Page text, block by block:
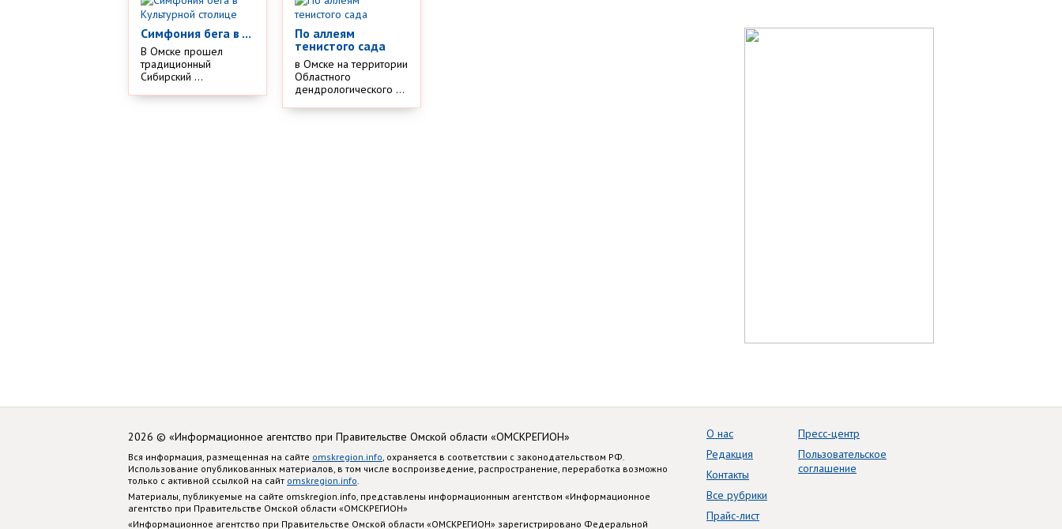
Симфония бега в ...
В Омске прошел
традиционный
Сибирский ...
По аллеям
тенистого сада
в Омске на территории
Областного
дендрологического ...
2026 © «Информационное агентство при Правительстве Омской области «ОМСКРЕГИОН»
Вся информация, размещенная на сайте omskregion.info, охраняется в соответствии с законодательством РФ.
Использование опубликованных материалов, в том числе воспроизведение, распространение, переработка возможно
только с активной ссылкой на сайт omskregion.info.
Материалы, публикуемые на сайте omskregion.info, представлены информационным агентством «Информационное
агентство при Правительстве Омской области «ОМСКРЕГИОН»
«Информационное агентство при Правительстве Омской области «ОМСКРЕГИОН» зарегистрировано Федеральной
О нас
Редакция
Контакты
Все рубрики
Прайс-лист
Пресс-центр
Пользовательское
соглашение